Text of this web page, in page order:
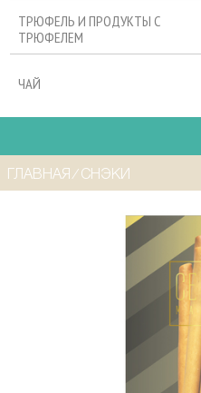
ТРЮФЕЛЬ И ПРОДУКТЫ С
ТРЮФЕЛЕМ
ЧАЙ
ГЛАВНАЯ ⁄ СНЭКИ